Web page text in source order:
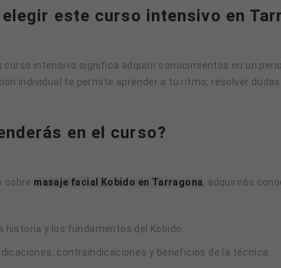
este curso intensivo en
curso intensivo significa adquirir conocimientos en un
individual te permite aprender a tu ritmo, resolver
en el curso?
sobre masaje facial Kobido en Tarragona, adquirirás
historia y los fundamentos del Kobido.
contraindicaciones y beneficios de la técnica.